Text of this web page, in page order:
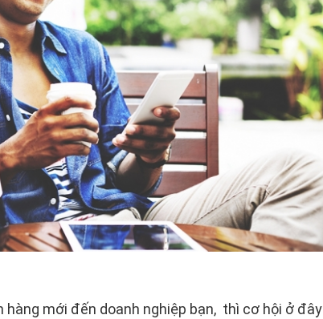
mới đến doanh nghiệp bạn, thì cơ hội ở đây